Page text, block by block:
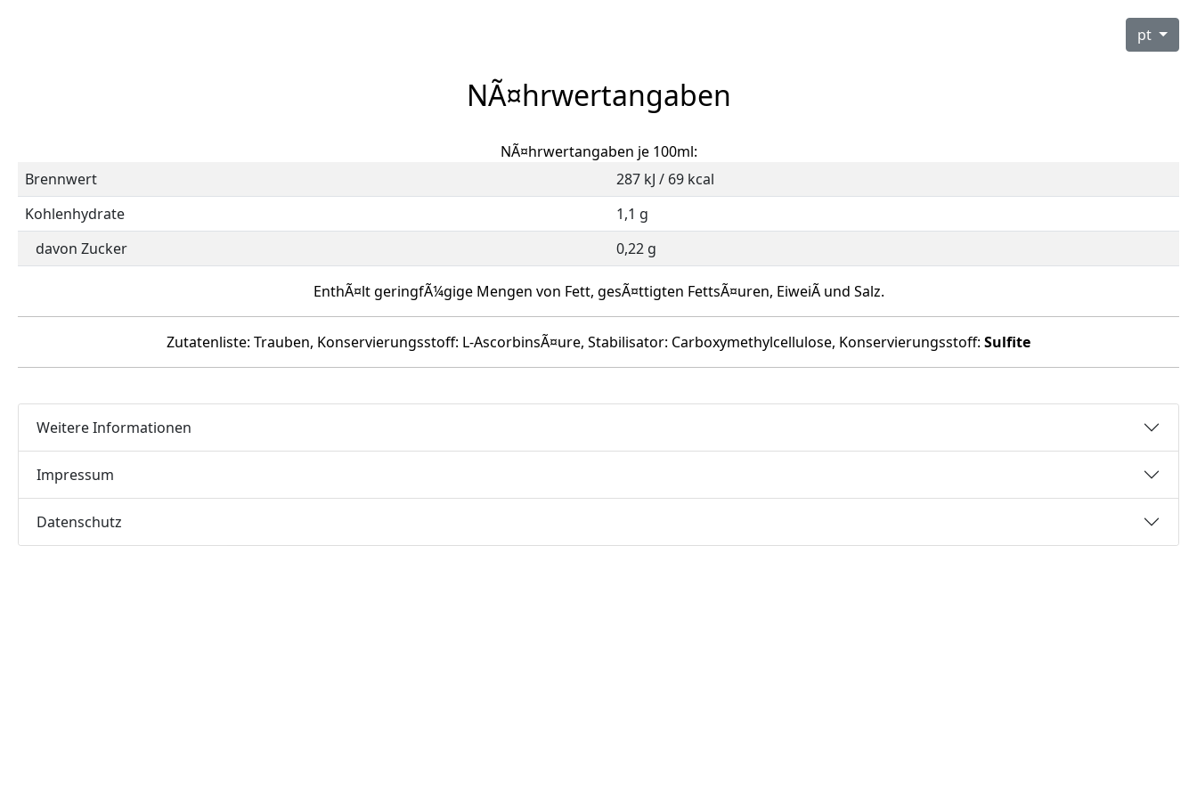
pt
NÃ¤hrwertangaben
NÃ¤hrwertangaben je 100ml:
Brennwert
287 kJ / 69 kcal
Kohlenhydrate
1,1 g
davon Zucker
0,22 g
EnthÃ¤lt geringfÃ¼gige Mengen von Fett, gesÃ¤ttigten FettsÃ¤uren, EiweiÃ und Salz.
Zutatenliste: Trauben, Konservierungsstoff: L-AscorbinsÃ¤ure, Stabilisator: Carboxymethylcellulose, Konservierungsstoff: Sulfite
Weitere Informationen
Impressum
Datenschutz